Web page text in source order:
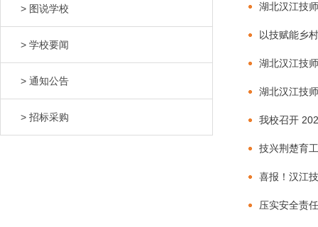
> 图说学校
> 学校要闻
> 通知公告
> 招标采购
湖北汉江技
以技赋能乡
湖北汉江技
湖北汉江技
我校召开
技兴荆楚育
喜报！汉江
压实安全责